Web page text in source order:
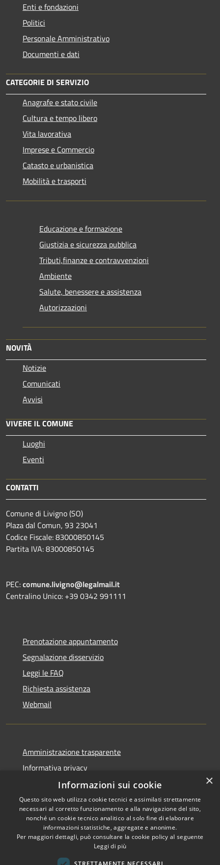
Enti e fondazioni
Politici
Personale Amministrativo
Documenti e dati
CATEGORIE DI SERVIZIO
Anagrafe e stato civile
Cultura e tempo libero
Vita lavorativa
Imprese e Commercio
Catasto e urbanistica
Mobilità e trasporti
Educazione e formazione
Giustizia e sicurezza pubblica
Tributi,finanze e contravvenzioni
Ambiente
Salute, benessere e assistenza
Autorizzazioni
NOVITÀ
Notizie
Comunicati
Avvisi
VIVERE IL COMUNE
Luoghi
Eventi
CONTATTI
Comune di Livigno (SO)
Plaza dal Comun, 93 23041
Codice Fiscale: 83000850145
Partita IVA: 83000850145
PEC:comune.livigno@legalmail.it
Centralino Unico: +39 0342 991111
Prenotazione appuntamento
Segnalazione disservizio
Leggi le FAQ
Richiesta assistenza
Webmail
Amministrazione trasparente
Informativa privacy
Dichiarazione di accessibilità
Whistleblowing - segnalazione illeciti
×
Informazioni sui cookie
Questo sito web utilizza cookie tecnici e assimilati strettamente
necessari al corretto funzionamento e alla navigazione del sito,
nonché un cookie tecnico analitico al solo fine di elaborare
informazioni statistiche, aggregate e anonime.
Per maggiori dettagli, può consultare la cookie policy al seguente
Leggi di più